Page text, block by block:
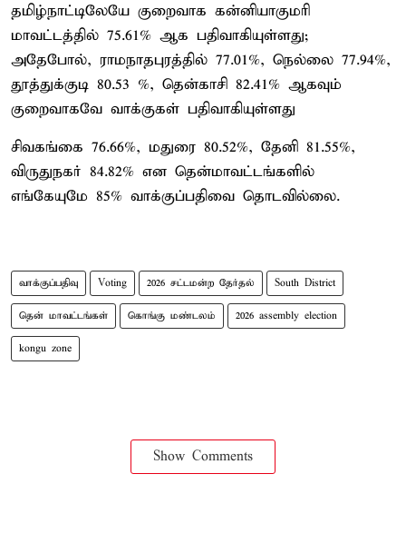
தமிழ்நாட்டிலேயே குறைவாக கன்னியாகுமரி
மாவட்டத்தில் 75.61% ஆக பதிவாகியுள்ளது;
அதேபோல், ராமநாதபுரத்தில் 77.01%, நெல்லை 77.94%,
தூத்துக்குடி 80.53 %, தென்காசி 82.41% ஆகவும்
குறைவாகவே வாக்குகள் பதிவாகியுள்ளது
சிவகங்கை 76.66%, மதுரை 80.52%, தேனி 81.55%,
விருதுநகர் 84.82% என தென்மாவட்டங்களில்
எங்கேயுமே 85% வாக்குப்பதிவை தொடவில்லை.
வாக்குப்பதிவு Voting 2026 சட்டமன்ற தேர்தல் South District
தென் மாவட்டங்கள் கொங்கு மண்டலம் 2026 assembly election
kongu zone
Show Comments